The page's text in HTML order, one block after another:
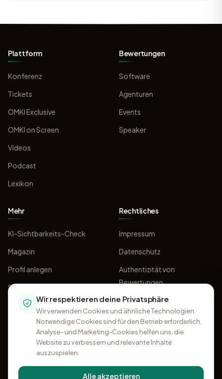
Plattform
Konferenz
Tickets
OMKI Exclusive
OMKI on Screen
Videos
Podcast
Lexikon
Bewertungen
Software
Agenturen
Events
Speaker
Mehr
KI-Sichtbarkeits-Check
Magazin
Profil anlegen
Sponsoring
Rechtliches
Impressum
Datenschutz
Authentizität von
Bewertungen
AGB
Wir respektieren deine Privatsphäre
Wir verwenden Cookies und ähnliche Technologien.
Notwendige Cookies sind für den Betrieb erforderlich.
Analyse- und Marketing-Cookies helfen uns, die
Website zu verbessern und relevante Inhalte
auszuspielen.
Alle akzeptieren